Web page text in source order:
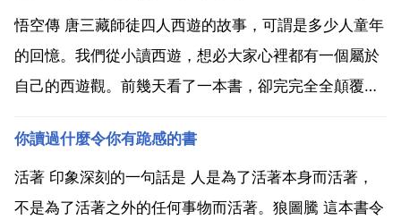
悟空傳 唐三藏師徒四人西遊的故事，可謂是多少人童年
的回憶。我們從小讀西遊，想必大家心裡都有一個屬於
自己的西遊觀。前幾天看了一本書，卻完完全全顛覆了
百年內，中國寫猴子前三名都是我我我。寫到這裡看過
這本書的應該都猜出這本書了吧 沒錯，就是 1 和以前
的...
你讀過什麼令你有跪感的書
活著 印象深刻的一句話是 人是為了活著本身而活著，
不是為了活著之外的任何事物而活著。狼圖騰 這本書令